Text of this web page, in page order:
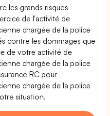
les grands risques
de l'activité de
chargée de la police
contre les dommages que
de votre activité de
chargée de la police
RC pour
chargée de la police
situation.